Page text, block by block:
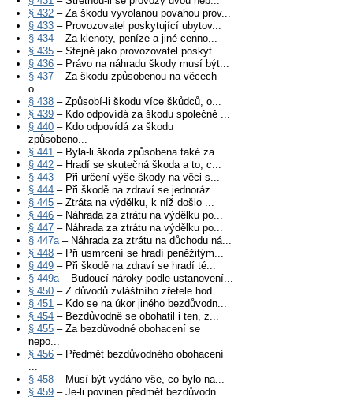
§ 432 – Za škodu vyvolanou povahou prov...
§ 433 – Provozovatel poskytující ubytov...
§ 434 – Za klenoty, peníze a jiné cenno...
§ 435 – Stejně jako provozovatel poskyt...
§ 436 – Právo na náhradu škody musí být...
§ 437 – Za škodu způsobenou na věcech
o...
§ 438 – Způsobí-li škodu více škůdců, o...
§ 439 – Kdo odpovídá za škodu společně ...
§ 440 – Kdo odpovídá za škodu
způsobeno...
§ 441 – Byla-li škoda způsobena také za...
§ 442 – Hradí se skutečná škoda a to, c...
§ 443 – Při určení výše škody na věci s...
§ 444 – Při škodě na zdraví se jednoráz...
§ 445 – Ztráta na výdělku, k níž došlo ...
§ 446 – Náhrada za ztrátu na výdělku po...
§ 447 – Náhrada za ztrátu na výdělku po...
§ 447a– Náhrada za ztrátu na důchodu ná...
§ 448 – Při usmrcení se hradí peněžitým...
§ 449 – Při škodě na zdraví se hradí té...
§ 449a– Budoucí nároky podle ustanovení...
§ 450 – Z důvodů zvláštního zřetele hod...
§ 451 – Kdo se na úkor jiného bezdůvodn...
§ 454 – Bezdůvodně se obohatil i ten, z...
§ 455 – Za bezdůvodné obohacení se
nepo...
§ 456 – Předmět bezdůvodného obohacení
...
§ 458 – Musí být vydáno vše, co bylo na...
§ 459 – Je-li povinen předmět bezdůvodn...